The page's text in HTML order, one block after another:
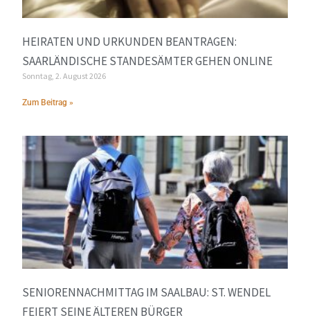
HEIRATEN UND URKUNDEN BEANTRAGEN:
SAARLÄNDISCHE STANDESÄMTER GEHEN ONLINE
Sonntag, 2. August 2026
Zum Beitrag »
SENIORENNACHMITTAG IM SAALBAU: ST. WENDEL
FEIERT SEINE ÄLTEREN BÜRGER